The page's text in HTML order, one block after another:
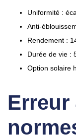
Uniformité :
Anti-
Rendement :
Durée de vie :
Option solaire
Erreur